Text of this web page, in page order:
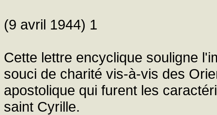
(9 avril 1944) 1
Cette lettre encyclique souligne
souci de charité vis-à-vis des
apostolique qui furent les
saint Cyrille.